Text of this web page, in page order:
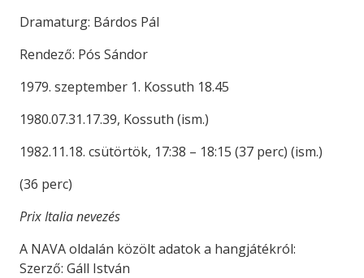
Dramaturg: Bárdos Pál
Rendező: Pós Sándor
1979. szeptember 1. Kossuth 18.45
1980.07.31.17.39, Kossuth (ism.)
1982.11.18. csütörtök, 17:38 – 18:15 (37 perc) (ism.)
(36 perc)
Prix Italia nevezés
A NAVA oldalán közölt adatok a hangjátékról:
Szerző: Gáll István